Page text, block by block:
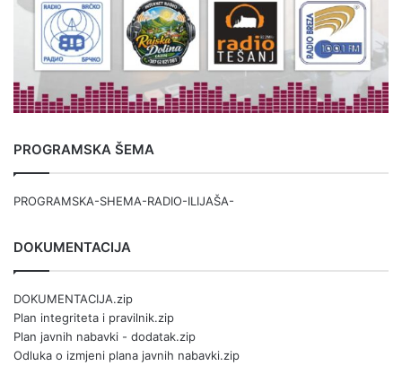
PROGRAMSKA ŠEMA
PROGRAMSKA-SHEMA-RADIO-ILIJAŠA-
DOKUMENTACIJA
DOKUMENTACIJA.zip
Plan integriteta i pravilnik.zip
Plan javnih nabavki - dodatak.zip
Odluka o izmjeni plana javnih nabavki.zip